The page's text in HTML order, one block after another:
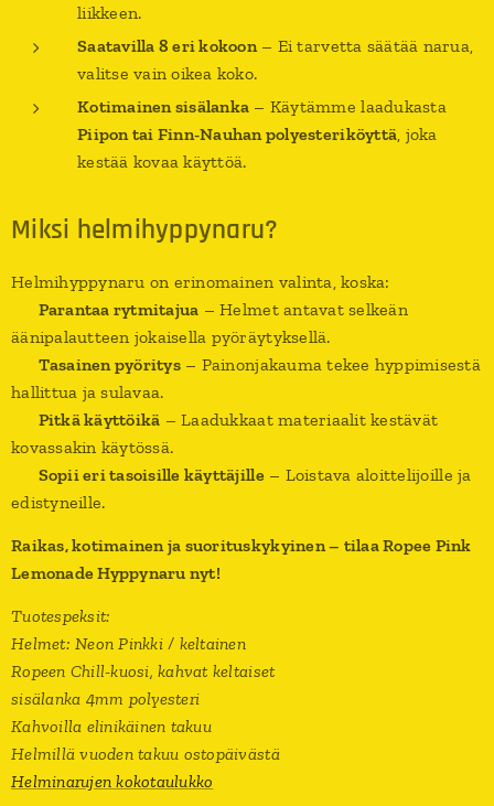
liikkeen.
Saatavilla 8 eri kokoon– Ei tarvetta säätää narua,
valitse vain oikea koko.
Kotimainen sisälanka – Käytämme laadukasta
Piipon tai Finn-Nauhan polyesteriköyttä , joka
kestää kovaa käyttöä.
Miksi helmihyppynaru?
Helmihyppynaru on erinomainen valinta, koska:
Parantaa rytmitajua – Helmet antavat selkeän
äänipalautteen jokaisella pyöräytyksellä.
Tasainen pyöritys– Painonjakauma tekee hyppimisestä
hallittua ja sulavaa.
Pitkä käyttöikä – Laadukkaat materiaalit kestävät
kovassakin käytössä.
Sopii eri tasoisille käyttäjille– Loistava aloittelijoille ja
edistyneille.
Raikas, kotimainen ja suorituskykyinen – tilaa Ropee Pink
Lemonade Hyppynaru nyt!
Tuotespeksit:
Helmet: Neon Pinkki / keltainen
Ropeen Chill-kuosi, kahvat keltaiset
sisälanka 4mm polyesteri
Kahvoilla elinikäinen takuu
Helmillä vuoden takuu ostopäivästä
Helminarujen kokotaulukko